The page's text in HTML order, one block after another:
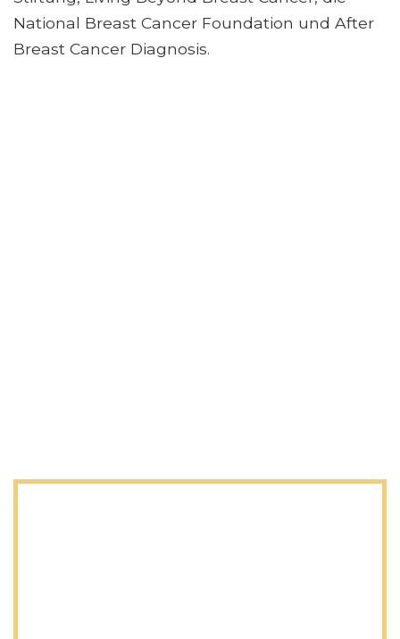
National Breast Cancer Foundation und After
Breast Cancer Diagnosis.